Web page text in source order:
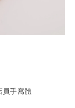
手寫體